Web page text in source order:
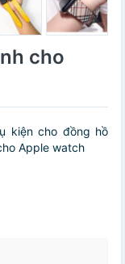
cho
kiện cho đồng hồ
Apple watch